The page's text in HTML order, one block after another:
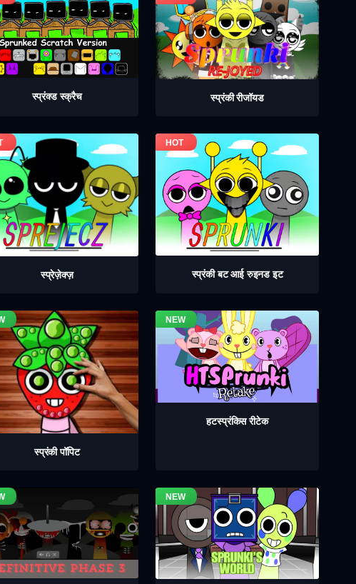
स्प्रंक्ड स्क्रैच स्प्रंकी रीजॉयड
स्प्रेज़ेक्ज़ स्प्रंकी बट आई रुइनड इट
स्प्रंकी पॉपिट
हटस्प्रंकिस रीटेक